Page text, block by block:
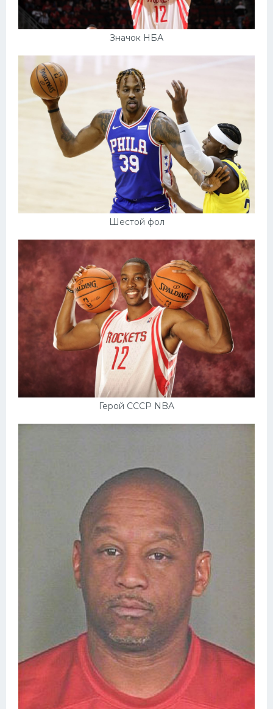
Значок НБА
Шестой фол
Герой СССР NBA